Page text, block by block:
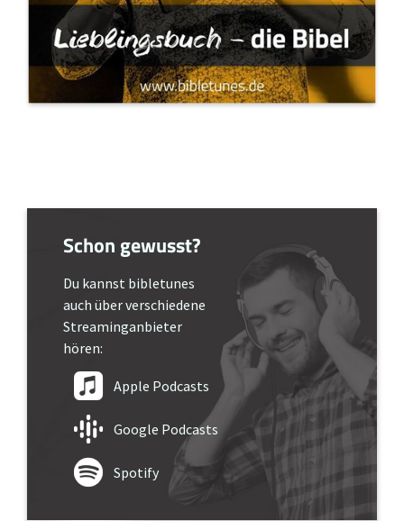
Schon gewusst?
Du kannst bibletunes
auch über verschiedene
Streaminganbieter
hören:
Apple Podcasts
Google Podcasts
Spotify